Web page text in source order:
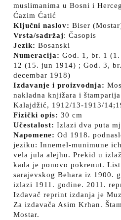
muslimanima u Bosni i
Ćazim Ćatić
Ključni naslov: Biser
Vrsta/sadržaj: Časopis
Jezik: Bosanski
Numeracija: God. 1, br. 1
12 (15. jun 1914) ; God. 3,
decembar 1918)
Izdavanje i proizvodnja:
nakladna knjižara i
Kalajdžić, 1912/13-1913/
Fizički opis: 30 cm
Učestalost: Izlazi dva puta
Napomene: Od 1918.
jeziku: Innemel-munimune
vela jula alejhu. Prekid u
kada je ponovo pokrenut. List
sarajevskog Behara iz 1900.
izlazi 1911. godine. 2011.
Izdavač reprint izdanja je
Za izdavača Asim Krhan.
Mostar.